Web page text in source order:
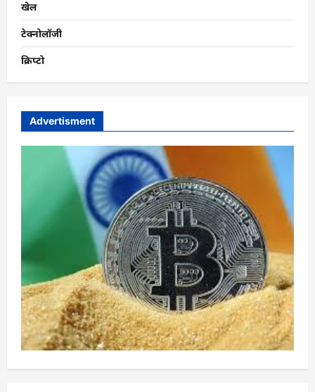
खेल
टेक्नोलॉजी
क्रिप्टो
Advertisment